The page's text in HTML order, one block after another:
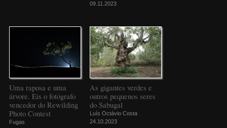
09.11.2023
Uma raposa e uma
árvore. Eis o fotógrafo
vencedor do Rewilding
Photo Contest
Fugas
As gigantes verdes e
outros pequenos seres
do Sabugal
Luís Octávio Costa
24.10.2023